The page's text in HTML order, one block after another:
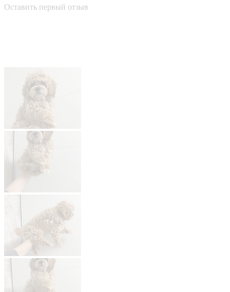
Оставить первый отзыв